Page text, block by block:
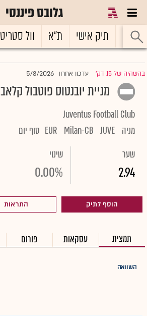
גלובס פיננסי
ראשי תיק אישי ת"א וול סטריט
בהשהיה של 15 דק' |עדכון אחרון 5/8/2026
מניית יובנטוס פוטבול קלאב
Juventus Football Club
מניה JUVE
Milan-CB
EUR סוף יום
שער
2.94
שינוי
0.00%
הוסף לתיק התראות
תמצית עסקאות פורום
השוואה